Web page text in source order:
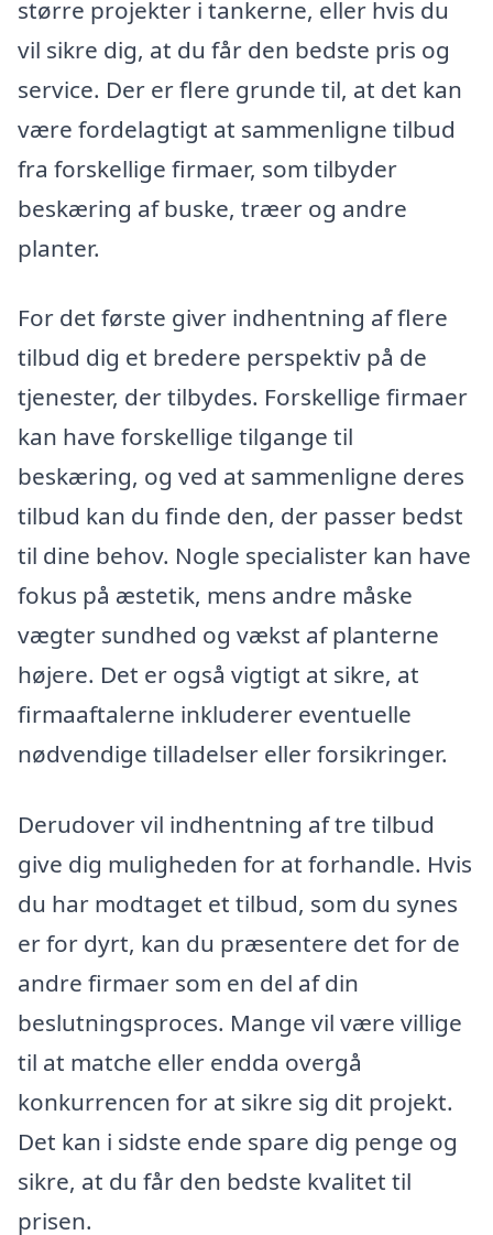
større projekter i tankerne, eller hvis du
vil sikre dig, at du får den bedste pris og
service. Der er flere grunde til, at det kan
være fordelagtigt at sammenligne tilbud
fra forskellige firmaer, som tilbyder
beskæring af buske, træer og andre
planter.
For det første giver indhentning af flere
tilbud dig et bredere perspektiv på de
tjenester, der tilbydes. Forskellige firmaer
kan have forskellige tilgange til
beskæring, og ved at sammenligne deres
tilbud kan du finde den, der passer bedst
til dine behov. Nogle specialister kan have
fokus på æstetik, mens andre måske
vægter sundhed og vækst af planterne
højere. Det er også vigtigt at sikre, at
firmaaftalerne inkluderer eventuelle
nødvendige tilladelser eller forsikringer.
Derudover vil indhentning af tre tilbud
give dig muligheden for at forhandle. Hvis
du har modtaget et tilbud, som du synes
er for dyrt, kan du præsentere det for de
andre firmaer som en del af din
beslutningsproces. Mange vil være villige
til at matche eller endda overgå
konkurrencen for at sikre sig dit projekt.
Det kan i sidste ende spare dig penge og
sikre, at du får den bedste kvalitet til
prisen.